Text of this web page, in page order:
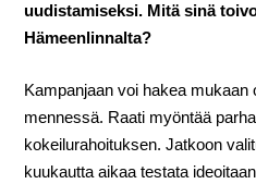
uudistamiseksi. Mitä sinä
Hämeenlinnalta?
Kampanjaan voi hakea mukaan
mennessä. Raati myöntää
kokeilurahoituksen. Jatkoon
kuukautta aikaa testata